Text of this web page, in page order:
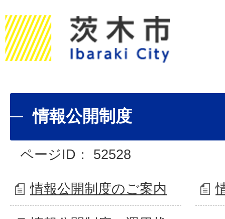
情報公開制度
ページID： 52528
情報公開制度のご案内